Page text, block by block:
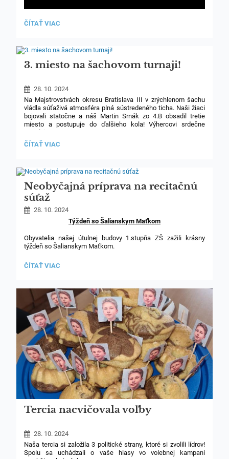
VIDEO
OTCA
VLKA:
ČÍTAŤ VIAC
3. miesto na šachovom turnaji!
28. 10. 2024
Na Majstrovstvách okresu Bratislava III v zrýchlenom šachu
vládla súťaživá atmosféra plná sústredeného ticha. Naši žiaci
bojovali statočne a náš Martin Srnák zo 4.B obsadil tretie
miesto a postupuje do ďalšieho kola! Výhercovi srdečne
gratulujeme!
3.
ŠACHOVOM
TURNAJI!:
ČÍTAŤ VIAC
Neobyčajná príprava na recitačnú
súťaž
28. 10. 2024
Týždeň so Šalianskym Maťkom
Obyvatelia našej útulnej budovy 1.stupňa ZŠ zažili krásny
týždeň so Šalianskym Maťkom.
Prváci a druháci vytvárali prekrásne výtvarné práce s témou
Na konci týždňa získali mladí výtvarní umelci ceny a ich práce
ostali vystavené na obdiv okoloidúcim.
NEOBYČAJNÁ
RECITAČNÚ
SÚŤAŽ:
ČÍTAŤ VIAC
Tercia nacvičovala voľby
28. 10. 2024
Naša tercia si založila 3 politické strany, ktoré si zvolili lídrov!
Spolu sa uchádzali o vaše hlasy vo volebnej kampani